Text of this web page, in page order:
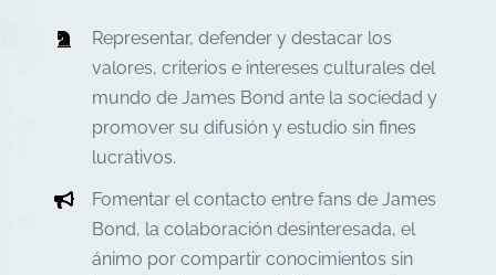
Representar, defender y destacar los
valores, criterios e intereses culturales del
mundo de James Bond ante la sociedad y
promover su difusión y estudio sin fines
lucrativos.
Fomentar el contacto entre fans de James
Bond, la colaboración desinteresada, el
ánimo por compartir conocimientos sin